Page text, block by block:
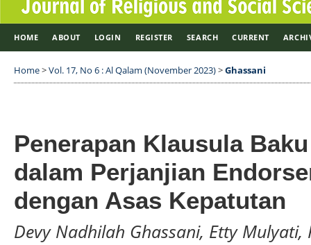
HOME ABOUT LOGIN REGISTER SEARCH CURRENT
Home>Vol. 17, No 6 : Al Qalam (November 2023)>Ghassani
Penerapan Klausula
dalam Perjanjian
dengan Asas Kepatutan
Devy Nadhilah Ghassani, Etty Mulyati,